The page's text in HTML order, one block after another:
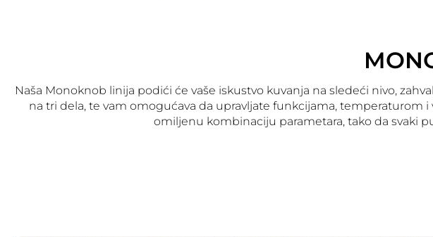
Naša Monoknob linija podići će vaše iskustvo kuvanja na sledeći nivo,
na tri dela, te vam omogućava da upravljate funkcijama, temperaturom
omiljenu kombinaciju parametara, tako da svaki